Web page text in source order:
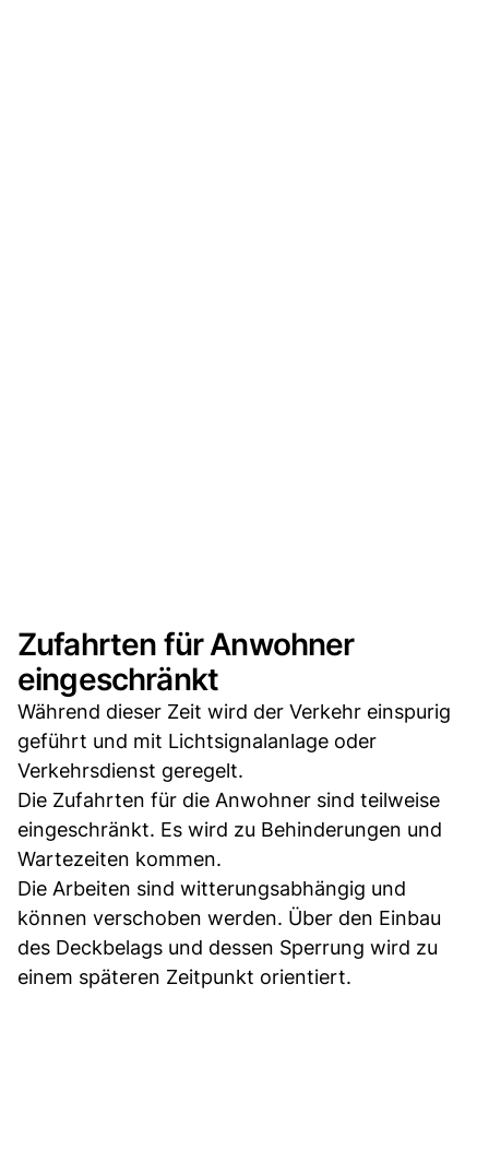
Zufahrten für Anwohner
eingeschränkt
Während dieser Zeit wird der Verkehr einspurig
geführt und mit Lichtsignalanlage oder
Verkehrsdienst geregelt.
Die Zufahrten für die Anwohner sind teilweise
eingeschränkt. Es wird zu Behinderungen und
Wartezeiten kommen.
Die Arbeiten sind witterungsabhängig und
können verschoben werden. Über den Einbau
des Deckbelags und dessen Sperrung wird zu
einem späteren Zeitpunkt orientiert.